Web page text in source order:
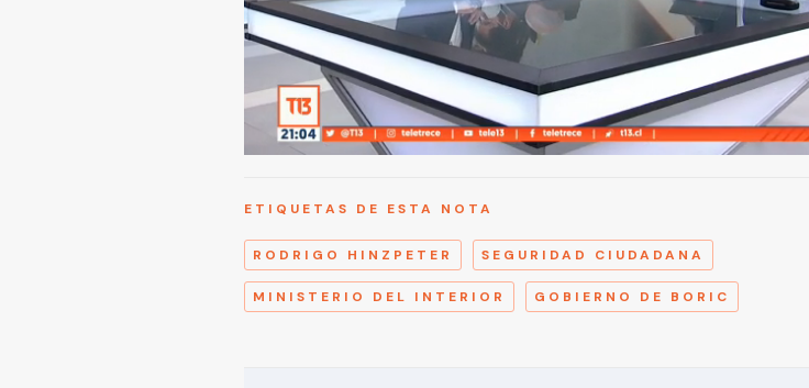
ETIQUETAS DE ESTA NOTA
RODRIGO HINZPETER SEGURIDAD CIUDADANA
MINISTERIO DEL INTERIOR GOBIERNO DE BORIC